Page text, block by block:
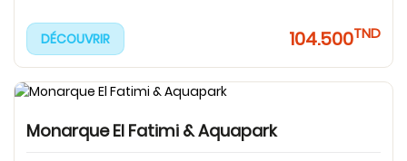
DÉCOUVRIR 104.500TND
Monarque El Fatimi & Aquapark